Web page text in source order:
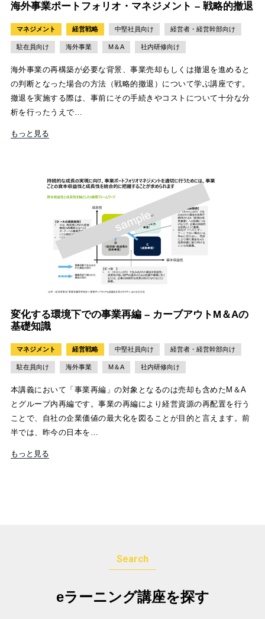
海外事業ポートフォリオ・マネジメント – 戦略的撤退
マネジメント 経営戦略 中堅社員向け 経営者・経営幹部向け
駐在員向け 海外事業 M＆A 社内研修向け
海外事業の再構築が必要な背景、事業売却もしくは撤退を進めると
の判断となった場合の方法（戦略的撤退）について学ぶ講座です。
撤退を実施する際は、事前にその手続きやコストについて十分な分
析を行ったうえで…
もっと見る
変化する環境下での事業再編 – カーブアウトM＆Aの
基礎知識
マネジメント 経営戦略 中堅社員向け 経営者・経営幹部向け
駐在員向け 海外事業 M＆A 社内研修向け
本講義において「事業再編」の対象となるのは売却も含めたM＆A
とグループ内再編です。事業の再編により経営資源の再配置を行う
ことで、自社の企業価値の最大化を図ることが目的と言えます。前
半では、昨今の日本を…
もっと見る
Search
eラーニング講座を探す